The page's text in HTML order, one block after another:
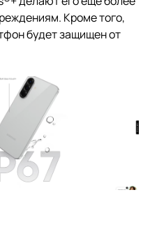
Кроме того,
будет защищен от